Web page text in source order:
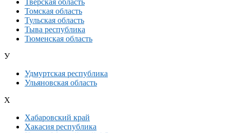
Тверская область
Томская область
Тульская область
Тыва республика
Тюменская область
У
Удмуртская республика
Ульяновская область
Х
Хабаровский край
Хакасия республика